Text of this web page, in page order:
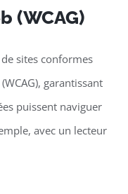
(WCAG)
sites conformes
garantissant
puissent naviguer
avec un lecteur